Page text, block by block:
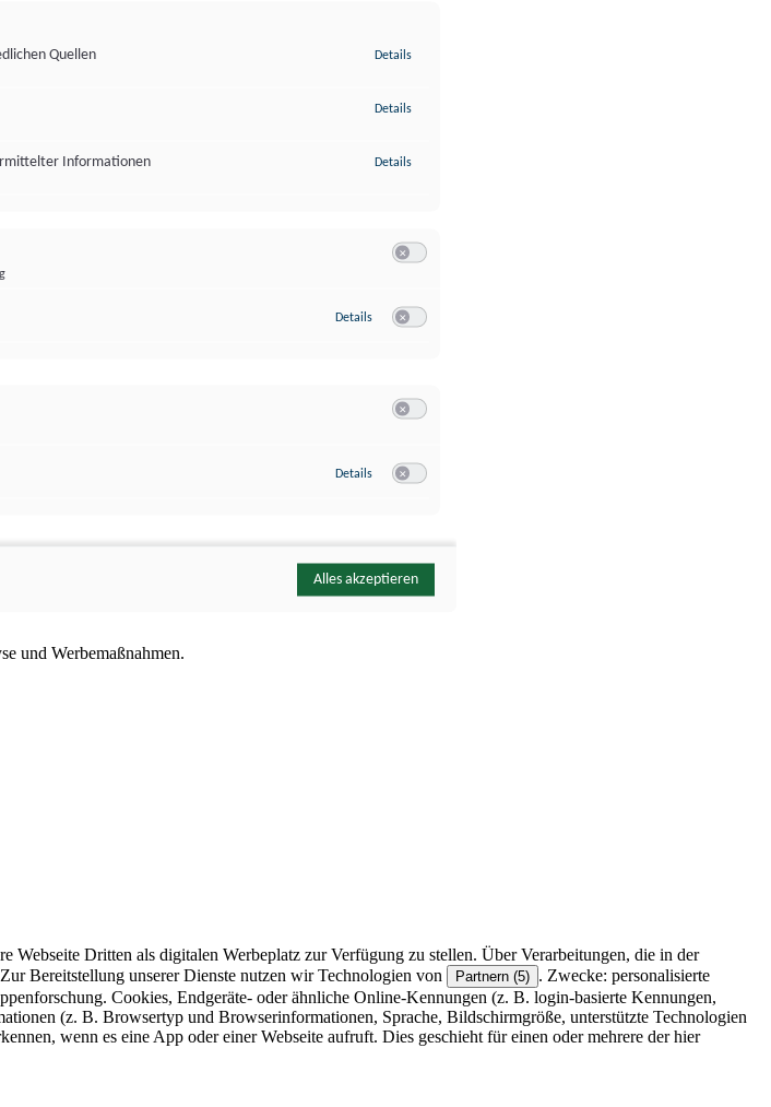
und Werbemaßnahmen.
Dritten als digitalen Werbeplatz zur Verfügung zu stellen. Über Verarbeitungen, die in der
Zur Bereitstellung unserer Dienste nutzen wir Technologien von Partnern (5) . Zwecke: personalisierte
Cookies, Endgeräte- oder ähnliche Online-Kennungen (z. B. login-basierte Kennungen,
(z. B. Browsertyp und Browserinformationen, Sprache, Bildschirmgröße, unterstützte Technologien
wenn es eine App oder einer Webseite aufruft. Dies geschieht für einen oder mehrere der hier
Quellen
Details
Details
Informationen Details
Details zu Google Analytics
Details zu YouTube
Alles akzeptieren